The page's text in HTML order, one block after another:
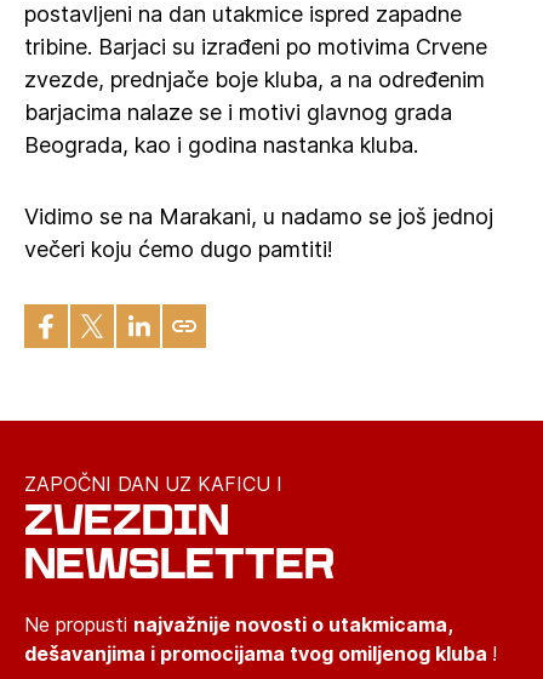
postavljeni na dan utakmice ispred zapadne
tribine. Barjaci su izrađeni po motivima Crvene
zvezde, prednjače boje kluba, a na određenim
barjacima nalaze se i motivi glavnog grada
Beograda, kao i godina nastanka kluba.
Vidimo se na Marakani, u nadamo se još jednoj
večeri koju ćemo dugo pamtiti!
ZAPOČNI DAN UZ KAFICU I
ZVEZDIN
NEWSLETTER
Ne propusti najvažnije novosti o utakmicama,
dešavanjima i promocijama tvog omiljenog kluba !